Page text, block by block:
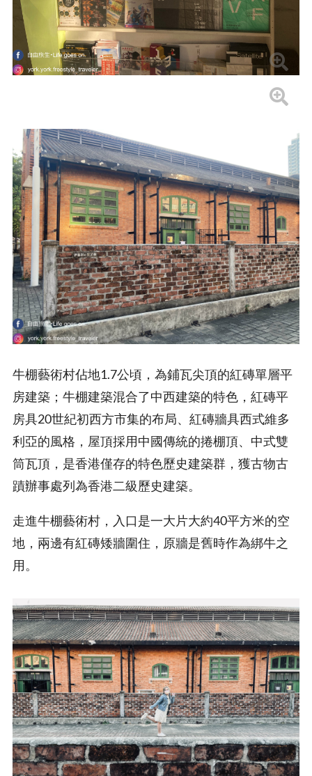
牛棚藝術村佔地1.7公頃，為鋪瓦尖頂的紅磚單層平
房建築；牛棚建築混合了中西建築的特色，紅磚平
房具20世紀初西方市集的布局、紅磚牆具西式維多
利亞的風格，屋頂採用中國傳統的捲棚頂、中式雙
筒瓦頂，是香港僅存的特色歷史建築群，獲古物古
蹟辦事處列為香港二級歷史建築。
走進牛棚藝術村，入口是一大片大約40平方米的空
地，兩邊有紅磚矮牆圍住，原牆是舊時作為綁牛之
用。